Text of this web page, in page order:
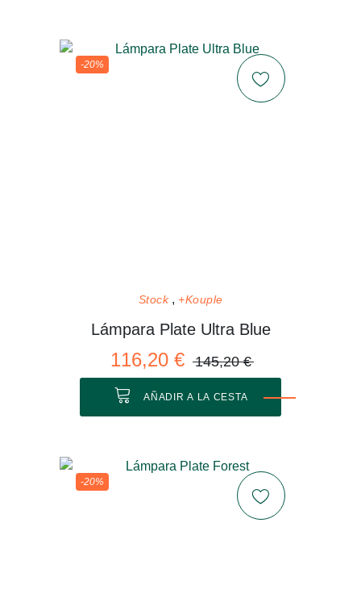
-20%
Stock +Kouple
Lámpara Plate Ultra Blue
116,20 € 145,20 €
AÑADIR A LA CESTA
-20%